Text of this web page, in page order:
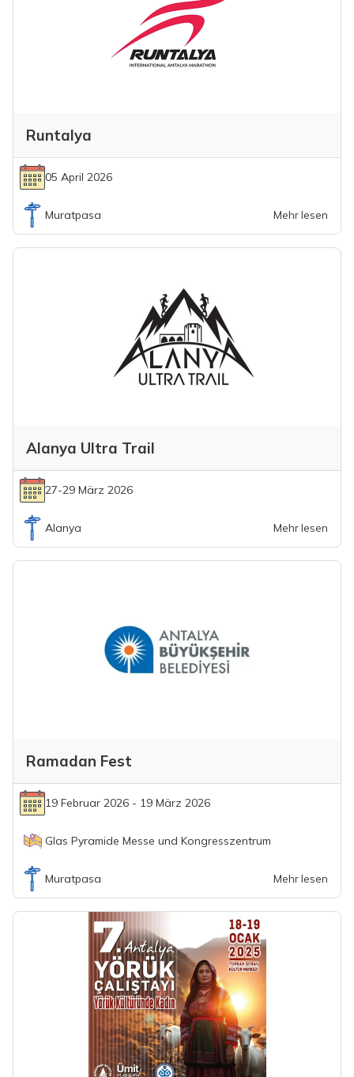
Runtalya
05 April 2026
Muratpasa Mehr lesen
Alanya Ultra Trail
27-29 März 2026
Alanya Mehr lesen
Ramadan Fest
19 Februar 2026 - 19 März 2026
Glas Pyramide Messe und Kongresszentrum
Muratpasa Mehr lesen